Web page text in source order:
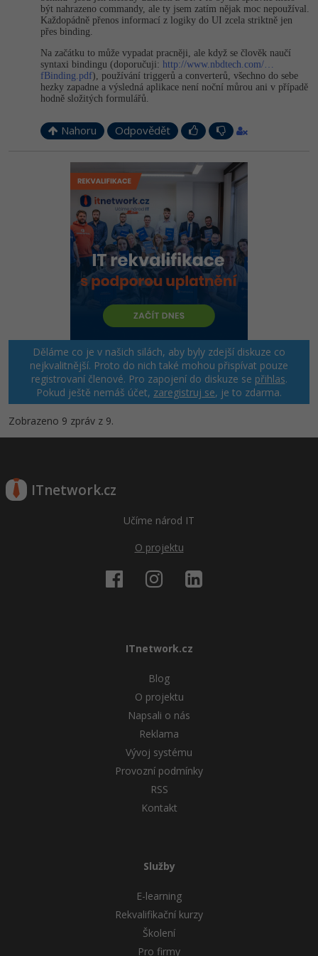
být nahrazeno commandy, ale ty jsem zatím nějak moc nepoužíval.
Každopádně přenos informací z logiky do UI zcela striktně jen
přes binding.
Na začátku to může vypadat pracněji, ale když se člověk naučí
syntaxi bindingu (doporučuji: http://www.nbdtech.com/…
fBinding.pdf), používání triggerů a converterů, všechno do sebe
hezky zapadne a výsledná aplikace není noční můrou ani v případě
hodně složitých formulářů.
Nahoru Odpovědět
Děláme co je v našich silách, aby byly zdejší diskuze co
nejkvalitnější. Proto do nich také mohou přispívat pouze
registrovaní členové. Pro zapojení do diskuze se přihlas.
Pokud ještě nemáš účet, zaregistruj se, je to zdarma.
Zobrazeno 9 zpráv z 9.
ITnetwork.cz
Učíme národ IT
O projektu
ITnetwork.cz
Blog
O projektu
Napsali o nás
Reklama
Vývoj systému
Provozní podmínky
RSS
Kontakt
Služby
E-learning
Rekvalifikační kurzy
Školení
Pro firmy